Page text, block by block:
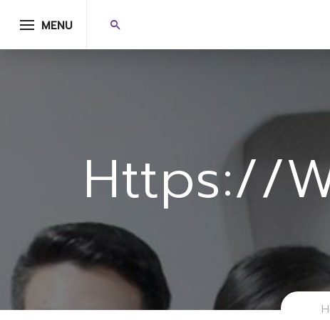
MENU
Https://